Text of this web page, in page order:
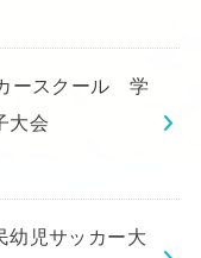
ースクール 学
大会
児サッカー大